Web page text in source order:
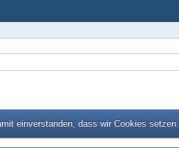
einverstanden, dass wir Cookies setzen.